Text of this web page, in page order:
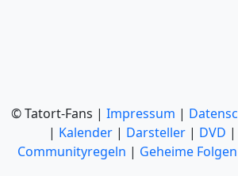
© Tatort-Fans | Impressum |
| Kalender | Darsteller | DVD |
Communityregeln | Geheime Folgen